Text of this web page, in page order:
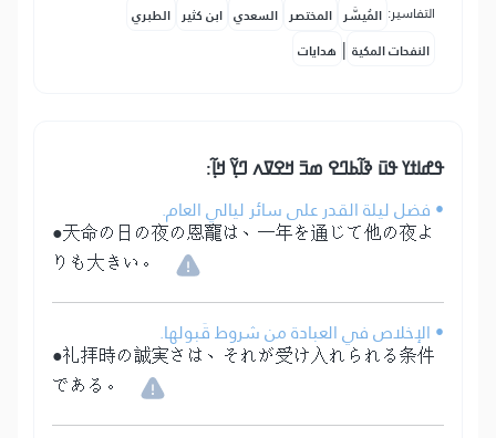
التفاسير: المُيسَّر المختصر السعدي ابن كثير الطبري
النفحات المكية | هدايات
ߟߝߊߙߌ ߟߎ߫ ߢߊ߬ߕߣߐ ߘߏ߫ ߞߐߜߍ ߣߌ߲߬ ߞߊ߲߬:
• فضل ليلة القدر على سائر ليالي العام.
●天命の日の夜の恩寵は、一年を通じて他の夜よ
りも大きい。
• الإخلاص في العبادة من شروط قَبولها.
●礼拝時の誠実さは、それが受け入れられる条件
である。